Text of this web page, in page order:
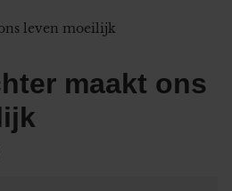
leven moeilijk
maakt ons